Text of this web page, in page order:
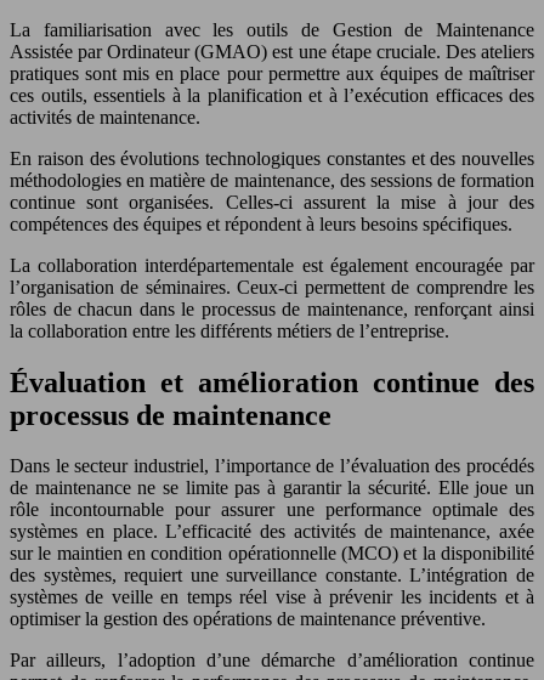
La familiarisation avec les outils de Gestion de Maintenance
Assistée par Ordinateur (GMAO) est une étape cruciale. Des ateliers
pratiques sont mis en place pour permettre aux équipes de maîtriser
ces outils, essentiels à la planification et à l’exécution efficaces des
activités de maintenance.
En raison des évolutions technologiques constantes et des nouvelles
méthodologies en matière de maintenance, des sessions de formation
continue sont organisées. Celles-ci assurent la mise à jour des
compétences des équipes et répondent à leurs besoins spécifiques.
La collaboration interdépartementale est également encouragée par
l’organisation de séminaires. Ceux-ci permettent de comprendre les
rôles de chacun dans le processus de maintenance, renforçant ainsi
la collaboration entre les différents métiers de l’entreprise.
Évaluation et amélioration continue des
processus de maintenance
Dans le secteur industriel, l’importance de l’évaluation des procédés
de maintenance ne se limite pas à garantir la sécurité. Elle joue un
rôle incontournable pour assurer une performance optimale des
systèmes en place. L’efficacité des activités de maintenance, axée
sur le maintien en condition opérationnelle (MCO) et la disponibilité
des systèmes, requiert une surveillance constante. L’intégration de
systèmes de veille en temps réel vise à prévenir les incidents et à
optimiser la gestion des opérations de maintenance préventive.
Par ailleurs, l’adoption d’une démarche d’amélioration continue